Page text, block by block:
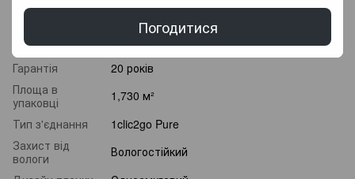
Погодитися
Країна
Колекція
Vintage
Гарантія
20 років
Площа в
упаковці
1,730 м²
Тип з'єднання
1clic2go Pure
Захист від
вологи
Вологостійкий